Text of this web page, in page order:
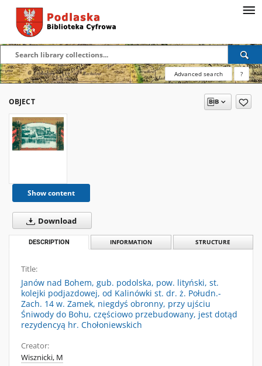
Advanced search ?
OBJECT
Show content
Download
DESCRIPTION INFORMATION STRUCTURE
Title:
Janów nad Bohem, gub. podolska, pow. lityński, st.
kolejki podjazdowej, od Kalinówki st. dr. ż. Połudn.-
Zach. 14 w. Zamek, niegdyś obronny, przy ujściu
Śniwody do Bohu, częściowo przebudowany, jest dotąd
rezydencyą hr. Chołoniewskich
Creator:
Wisznicki, M